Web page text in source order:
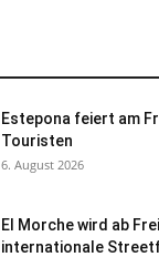
Estepona feiert am
Touristen
6. August 2026
El Morche wird ab
internationale